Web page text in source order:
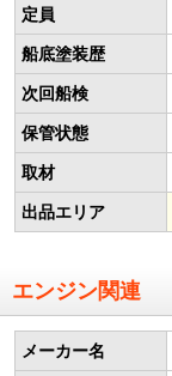
定員
船底塗装歴
次回船検
保管状態
取材
出品エリア
エンジン関連
メーカー名